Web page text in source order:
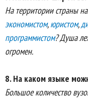
На территории страны
экономистом,юристом,
программистом? Душа
огромен.
8.На каком языке
Большое количество